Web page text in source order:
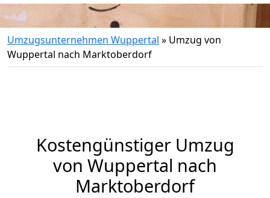
Umzugsunternehmen Wuppertal » Umzug von
Wuppertal nach Marktoberdorf
Kostengünstiger Umzug
von Wuppertal nach
Marktoberdorf